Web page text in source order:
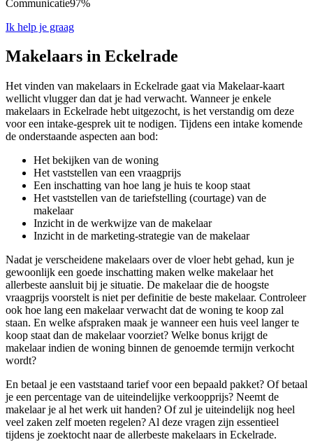
Communicatie97%
Ik help je graag
Makelaars in Eckelrade
Het vinden van makelaars in Eckelrade gaat via Makelaar-kaart
wellicht vlugger dan dat je had verwacht. Wanneer je enkele
makelaars in Eckelrade hebt uitgezocht, is het verstandig om deze
voor een intake-gesprek uit te nodigen. Tijdens een intake komende
de onderstaande aspecten aan bod:
Het bekijken van de woning
Het vaststellen van een vraagprijs
Een inschatting van hoe lang je huis te koop staat
Het vaststellen van de tariefstelling (courtage) van de
makelaar
Inzicht in de werkwijze van de makelaar
Inzicht in de marketing-strategie van de makelaar
Nadat je verscheidene makelaars over de vloer hebt gehad, kun je
gewoonlijk een goede inschatting maken welke makelaar het
allerbeste aansluit bij je situatie. De makelaar die de hoogste
vraagprijs voorstelt is niet per definitie de beste makelaar. Controleer
ook hoe lang een makelaar verwacht dat de woning te koop zal
staan. En welke afspraken maak je wanneer een huis veel langer te
koop staat dan de makelaar voorziet? Welke bonus krijgt de
makelaar indien de woning binnen de genoemde termijn verkocht
wordt?
En betaal je een vaststaand tarief voor een bepaald pakket? Of betaal
je een percentage van de uiteindelijke verkoopprijs? Neemt de
makelaar je al het werk uit handen? Of zul je uiteindelijk nog heel
veel zaken zelf moeten regelen? Al deze vragen zijn essentieel
tijdens je zoektocht naar de allerbeste makelaars in Eckelrade.